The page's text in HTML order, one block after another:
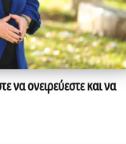
ονειρεύεστε και να